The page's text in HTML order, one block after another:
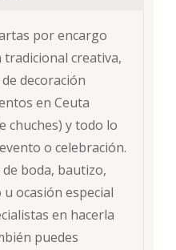
por encargo
creativa,
decoración
en Ceuta
chuches) y todo lo
o celebración.
boda, bautizo,
ocasión especial
en hacerla
puedes